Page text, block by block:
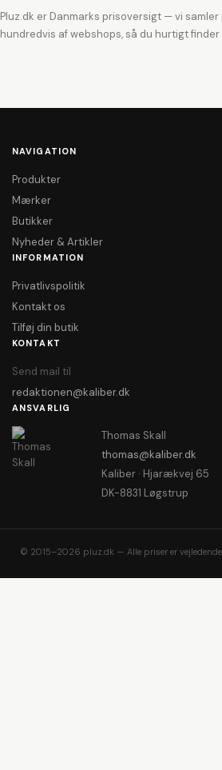
Pluz.dk er Danmarks prisoversigt — vi
hundredvis af webshops, så du hurtigt
NAVIGATION
Produkter
Mærker
Butikker
Nyheder & Artikler
INFORMATION
Privatlivspolitik
Kontakt os
Tilføj din butik
KONTAKT
Send mail til
redaktionen@kaliber.dk
ANSVARLIG
Thomas Skall
thomas@kaliber.dk
Kaliber · Hjarækvej 65
DK-8831 Løgstrup
© 2015–2026 pluz.dk — Alle priser er